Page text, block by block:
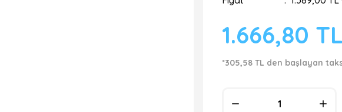
1.666,80 TL
*305,58 TL den başlayan